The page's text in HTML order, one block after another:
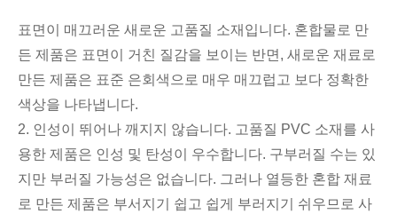
표면이 매끄러운 새로운 고품질 소재입니다. 혼합물로 만
든 제품은 표면이 거친 질감을 보이는 반면, 새로운 재료로
만든 제품은 표준 은회색으로 매우 매끄럽고 보다 정확한
색상을 나타냅니다.
2. 인성이 뛰어나 깨지지 않습니다. 고품질 PVC 소재를 사
용한 제품은 인성 및 탄성이 우수합니다. 구부러질 수는 있
지만 부러질 가능성은 없습니다. 그러나 열등한 혼합 재료
로 만든 제품은 부서지기 쉽고 쉽게 부러지기 쉬우므로 사